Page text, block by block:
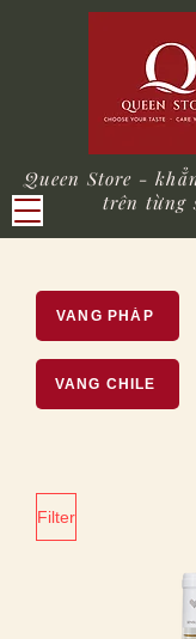
Queen Store -
trên từng
VANG PHÁP
VANG CHILE
Filter